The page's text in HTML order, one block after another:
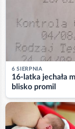
6 SIERPNIA
16-latka jechała
blisko promil